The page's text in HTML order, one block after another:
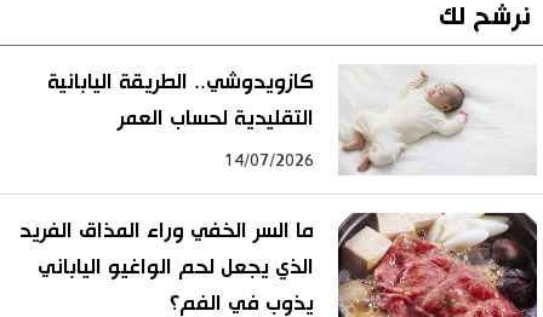
نرشح لك
كازويدوشي.. الطريقة اليابانية
التقليدية لحساب العمر
14/07/2026
ما السر الخفي وراء المذاق الفريد
الذي يجعل لحم الواغيو الياباني
يذوب في الفم؟